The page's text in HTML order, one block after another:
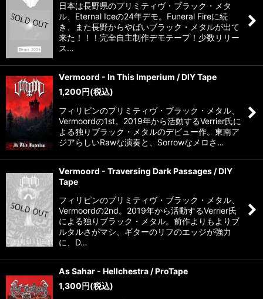
日本は長野県のプリミティヴ・ブラック・メタ
ル、Eternal Iceの24年デモ。Funeral Fireに続
き、また長野からやばいブラック・メタルが出て
来た！！！完全自主制作デモテープ！少数リリー
ス…
Vermoord - In This Imperium / DIY Tape
1,200円(税込)
フィリピンのプリミティヴ・ブラック・メタル、
Vermoordの1st。2019年から活動するVerrier氏に
よる独りブラック・メタルのデビュー作。東南ア
ジアらしいRawな演奏と、Sorrowなメロさ…
Vermoord - Traversing Dark Passages / DIY
Tape
フィリピンのプリミティヴ・ブラック・メタル、
Vermoordの2nd。2019年から活動するVerrier氏
による独りブラック・メタル。前作よりもよりブ
ルタルさがマシ、ギターのリフのエッジが強力
に、D…
As Sahar - Hellchestra / ProTape
1,300円(税込)